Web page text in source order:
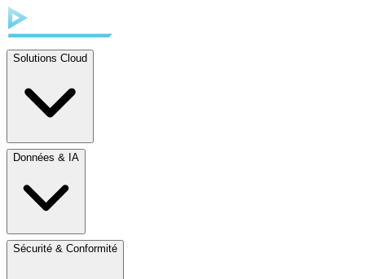
Solutions Cloud
Données & IA
Sécurité & Conformité